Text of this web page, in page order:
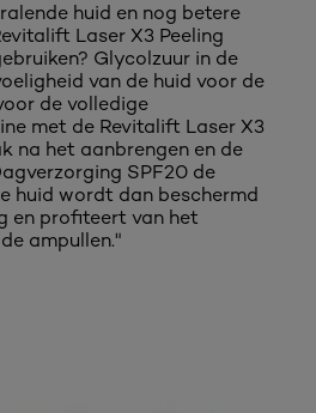
huid en nog betere
Laser X3 Peeling
Glycolzuur in de
van de huid voor de
de volledige
met de Revitalift Laser X3
na het aanbrengen en de
SPF20 de
huid wordt dan beschermd
en profiteert van het
ampullen."